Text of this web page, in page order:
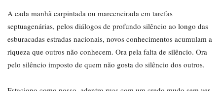
A cada manhã carpintada ou marceneirada em tarefas
septuagenárias, pelos diálogos de profundo silêncio ao longo das
esburacadas estradas nacionais, novos conhecimentos acumulam a
riqueza que outros não conhecem. Ora pela falta de silêncio. Ora
pelo silêncio imposto de quem não gosta do silêncio dos outros.